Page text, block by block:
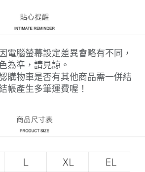
電腦螢幕設定差異會略有不同，
為準，請見諒。
購物車是否有其他商品需一併結
帳產生多筆運費喔！